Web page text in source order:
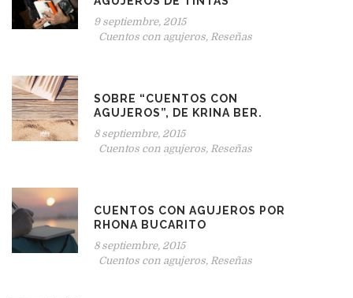
9 septiembre, 2015
Cuentos con agujeros, Reseñas
SOBRE “CUENTOS CON
AGUJEROS”, DE KRINA BER.
8 septiembre, 2015
Cuentos con agujeros, Reseñas
CUENTOS CON AGUJEROS POR
RHONA BUCARITO
8 septiembre, 2015
Cuentos con agujeros, Reseñas